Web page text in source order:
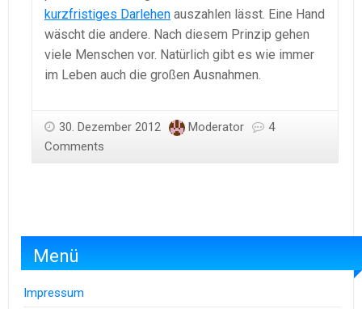
kurzfristiges Darlehen auszahlen lässt. Eine Hand
wäscht die andere. Nach diesem Prinzip gehen
viele Menschen vor. Natürlich gibt es wie immer
im Leben auch die großen Ausnahmen.
30. Dezember 2012 Moderator
4
Comments
Menü
Impressum